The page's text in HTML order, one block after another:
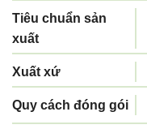
Tiêu chuẩn sản
xuất
Xuất xứ
Quy cách đóng gói